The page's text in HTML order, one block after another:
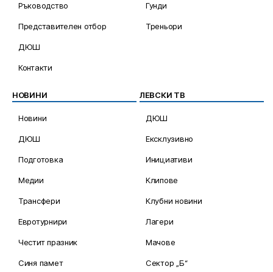
Ръководство
Представителен отбор
ДЮШ
Контакти
Гунди
Треньори
НОВИНИ
Новини
ДЮШ
Подготовка
Медии
Трансфери
Евротурнири
Честит празник
Синя памет
ЛЕВСКИ ТВ
ДЮШ
Ексклузивно
Инициативи
Клипове
Клубни новини
Лагери
Мачове
Сектор „Б“